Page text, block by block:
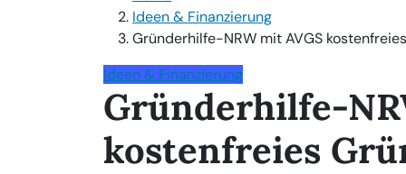
Ideen & Finanzierung
Gründerhilfe-NRW mit AVGS
Ideen & Finanzierung
Gründerhilfe-
kostenfreies